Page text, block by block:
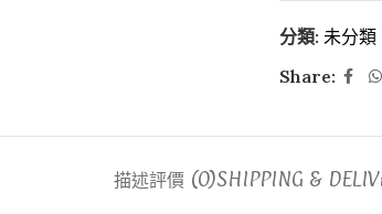
分類: 未分類
Share:
描述評價 (0)SHIPPING &